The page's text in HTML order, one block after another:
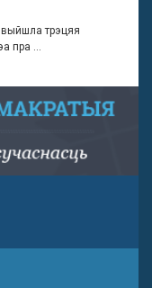
трэцяя
пра ...